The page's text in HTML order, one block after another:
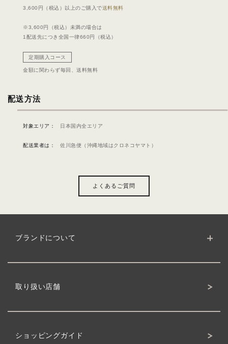
3,600円（税込）以上のご購入で送料無料
※3,600円（税込）未満の場合は
1配送先につき全国一律660円（税込）
定期購入コース
金額に関わらず毎回、 送料無料
配送方法
対象エリア： 日本国内全エリア
配送業者は： 佐川急便（沖縄地域はクロネコヤマト）
よくあるご質問
ブランドについて
取り扱い店舗
ショッピングガイド